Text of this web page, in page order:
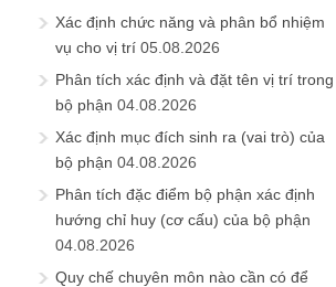
Xác định chức năng và phân bổ nhiệm
vụ cho vị trí 05.08.2026
Phân tích xác định và đặt tên vị trí trong
bộ phận 04.08.2026
Xác định mục đích sinh ra (vai trò) của
bộ phận 04.08.2026
Phân tích đặc điểm bộ phận xác định
hướng chỉ huy (cơ cấu) của bộ phận
04.08.2026
Quy chế chuyên môn nào cần có để